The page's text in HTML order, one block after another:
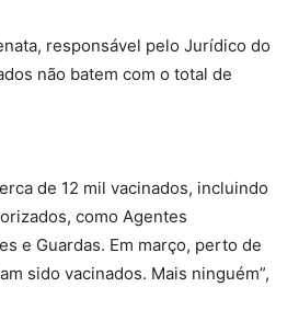
responsável pelo Jurídico do
não batem com o total de
de 12 mil vacinados, incluindo
como Agentes
e Guardas. Em março, perto de
sido vacinados. Mais ninguém”,